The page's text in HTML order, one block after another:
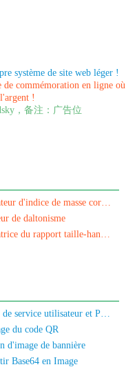
système de site web léger !
de commémoration en ligne où
!
，备注：广告位
Calculateur d'indice de masse corporelle
de daltonisme
Calculatrice du rapport taille-hanches
Accord de service utilisateur et Politique de confidentialité
du code QR
d'image de bannière
Base64 en Image